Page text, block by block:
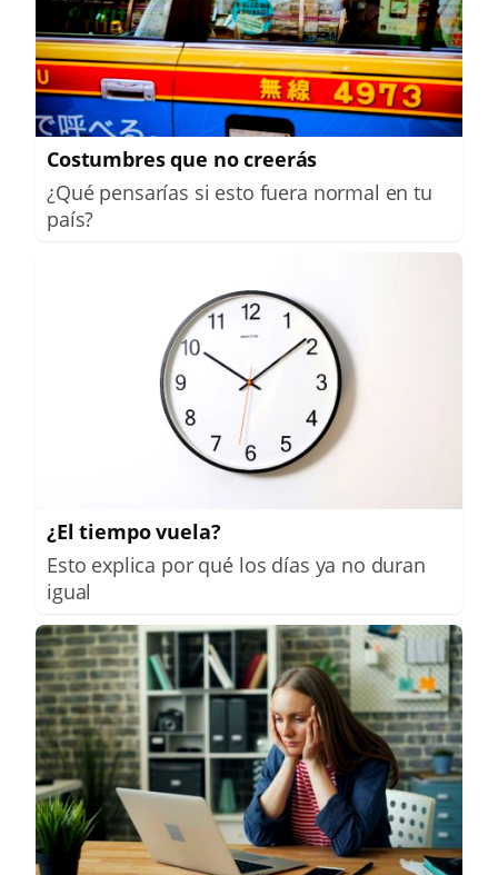
Costumbres que no creerás
¿Qué pensarías si esto fuera normal en tu
país?
¿El tiempo vuela?
Esto explica por qué los días ya no duran
igual